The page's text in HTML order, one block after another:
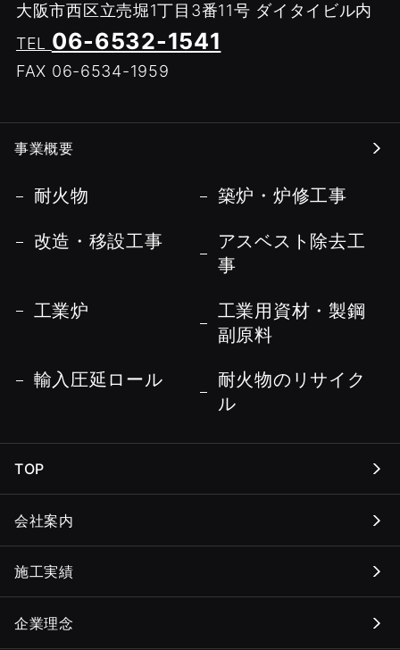
大阪市西区立売堀1丁目3番11号 ダイタイビル内
TEL 06-6532-1541
FAX 06-6534-1959
事業概要
耐火物 築炉・炉修工事
改造・移設工事
アスベスト除去工
事
工業炉
工業用資材・製鋼
副原料
輸入圧延ロール
耐火物のリサイク
ル
TOP
会社案内
施工実績
企業理念